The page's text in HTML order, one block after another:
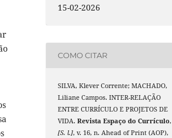
15-02-2026
COMO CITAR
SILVA, Klever Corrente; MACHADO,
Liliane Campos. INTER-RELAÇÃO
ENTRE CURRÍCULO E PROJETOS DE
VIDA.Revista Espaço do Currículo,
[S. l.], v. 16, n. Ahead of Print (AOP),